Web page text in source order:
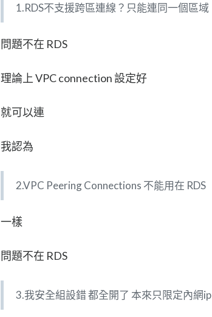
1.RDS不支援跨區連線？只能連同一個區域
問題不在 RDS
理論上 VPC connection 設定好
就可以連
我認為
2.VPC Peering Connections 不能用在 RDS
一樣
問題不在 RDS
3.我安全組設錯 都全開了 本來只限定內網ip